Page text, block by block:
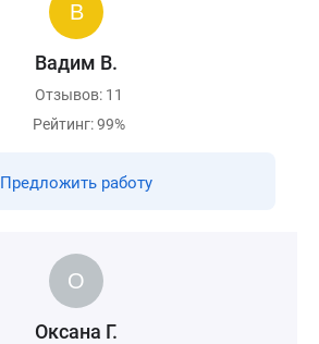
Вадим В.
Отзывов: 11
Рейтинг: 99%
Предложить работу
Оксана Г.